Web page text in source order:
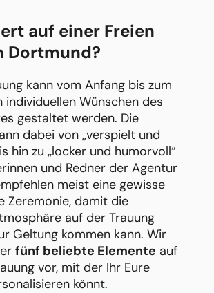
auf einer Freien
Dortmund?
kann vom Anfang bis zum
individuellen Wünschen des
gestaltet werden. Die
dabei von „verspielt und
hin zu „locker und humorvoll“
und Redner der Agentur
meist eine gewisse
Zeremonie, damit die
auf der Trauung
Geltung kommen kann. Wir
fünf beliebte Elemente auf
vor, mit der Ihr Eure
könnt.